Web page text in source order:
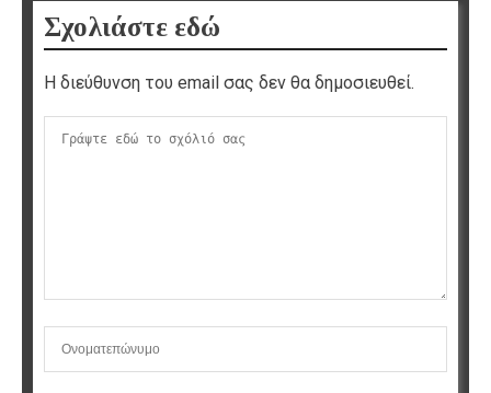
Σχολιάστε εδώ
Η διεύθυνση του email σας δεν θα δημοσιευθεί.